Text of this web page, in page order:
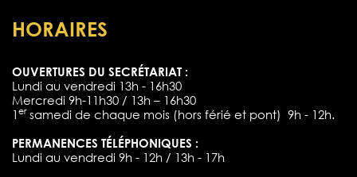
HORAIRES
OUVERTURES DU SECRÉTARIAT :
Lundi au vendredi 13h - 16h30
Mercredi 9h-11h30 / 13h – 16h30
1 ersamedi de chaque mois (hors férié et pont) 9h - 12h.
PERMANENCES TÉLÉPHONIQUES :
Lundi au vendredi 9h - 12h / 13h - 17h